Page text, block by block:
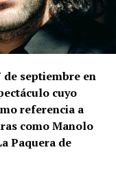
aprovecharon
de La Mota.
y, en una
que
o contrafuerte y
de antemuro o
se fueron
por
liza,
metros sobre el
de septiembre en
cuyo
referencia a
como Manolo
Paquera de